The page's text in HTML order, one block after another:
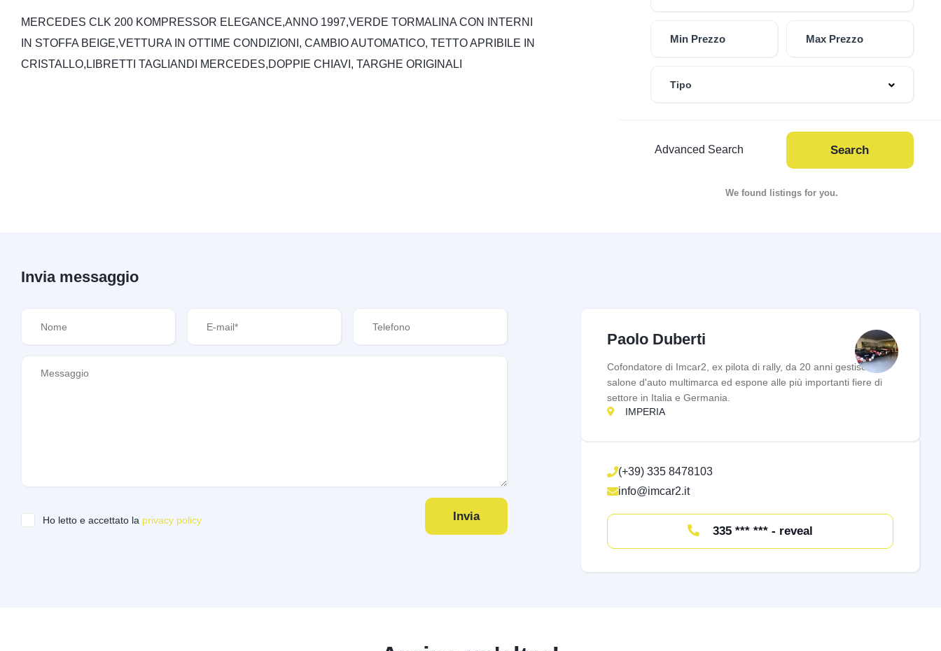
MERCEDES CLK 200 KOMPRESSOR ELEGANCE,ANNO 1997,VERDE TORMALINA CON INTERNI
IN STOFFA BEIGE,VETTURA IN OTTIME CONDIZIONI, CAMBIO AUTOMATICO, TETTO APRIBILE IN
CRISTALLO,LIBRETTI TAGLIANDI MERCEDES,DOPPIE CHIAVI, TARGHE ORIGINALI
Tipo
Advanced Search Search
We found listings for you.
Invia messaggio
Ho letto e accettato la privacy policy Invia
Paolo Duberti
Cofondatore di Imcar2, ex pilota di rally, da 20 anni gestisce il
salone d'auto multimarca ed espone alle più importanti fiere di
settore in Italia e Germania.
IMPERIA
(+39) 335 8478103
info@imcar2.it
335 *** *** - reveal